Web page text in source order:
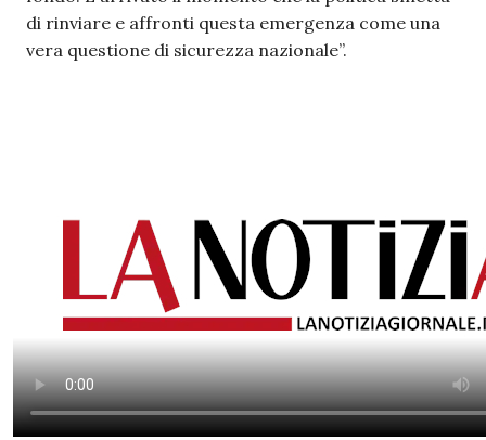
di rinviare e affronti questa emergenza come una
vera questione di sicurezza nazionale”.